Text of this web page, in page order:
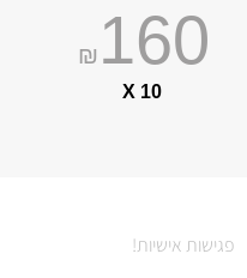
₪ 160
X 10
פגישות אישיות!